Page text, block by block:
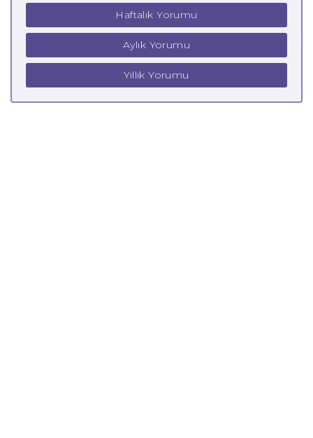
Haftalık Yorumu
Aylık Yorumu
Yıllık Yorumu